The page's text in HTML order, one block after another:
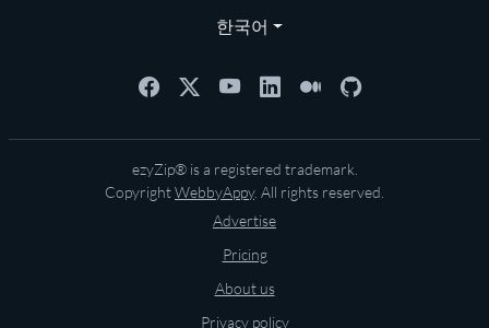
한국어
ezyZip® is a registered trademark.
CopyrightWebbyAppy. All rights reserved.
Advertise
Pricing
About us
Privacy policy